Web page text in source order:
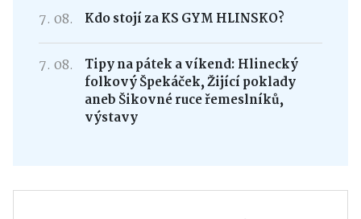
7. 08. Kdo stojí za KS GYM HLINSKO?
7. 08.
Tipy na pátek a víkend: Hlinecký
folkový Špekáček, Žijící poklady
aneb Šikovné ruce řemeslníků,
výstavy